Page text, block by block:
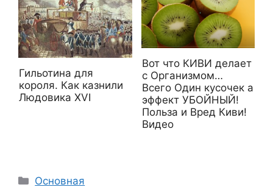
Гильотина для
короля. Как казнили
Людовика XVI
Вот что КИВИ делает
с Организмом…
Всего Один кусочек а
эффект УБОЙНЫЙ!
Польза и Вред Киви!
Видео
Рубрики
Основная